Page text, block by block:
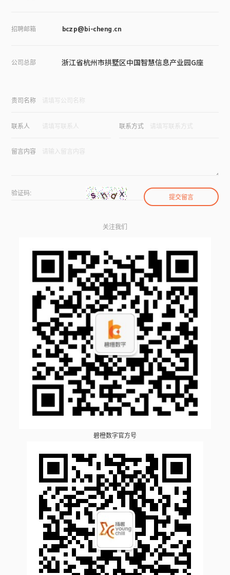
招聘邮箱 bczp@bi-cheng.cn
公司总部 浙江省杭州市拱墅区中国智慧信息产业园G座
贵司名称
联系人 联系方式
留言内容
验证码:
关注我们
碧橙数字官方号